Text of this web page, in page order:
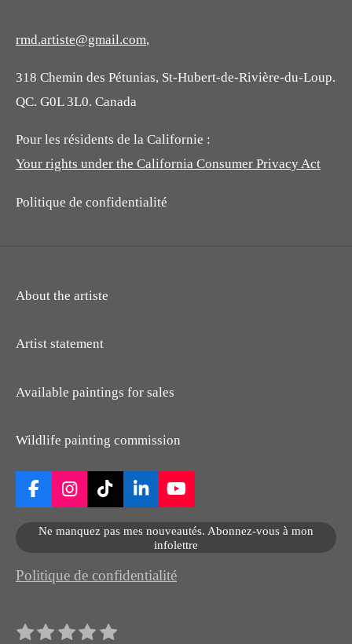
rmd.artiste@gmail.com,
318 Chemin des Pétunias, St-Hubert-de-Rivière-du-Loup.
QC. G0L 3L0. Canada
Pour les résidents de la Californie :
Your rights under the California Consumer Privacy Act
Politique de confidentialité
About the artiste
Artist statement
Available paintings for sales
Wildlife painting commission
F
a
c
o
I
n
s
g
m
T
i
k
k
L
i
n
d
Y
o
u
T
b
Ne manquez pas mes nouveautés. Abonnez-vous à mon
infolettre
Politique de confidentialité
É
1
2
3
4
5
E